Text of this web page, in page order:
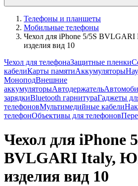
Телефоны и планшеты
Мобильные телефоны
Чехол для iPhone 5/5S
изделия вид 10
Чехол для телефонаЗащитные пленки
кабелиКарты памятиАккумуляторы
МоноподВнешние
аккумуляторыАвтодержатель
зарядкиBluetooth гарнитураГаджеты
телефоновМультимедийные кабели
телефонОбъективы для телефонов
Чехол для iPhone
BVLGARI Italy,
изделия вид 10